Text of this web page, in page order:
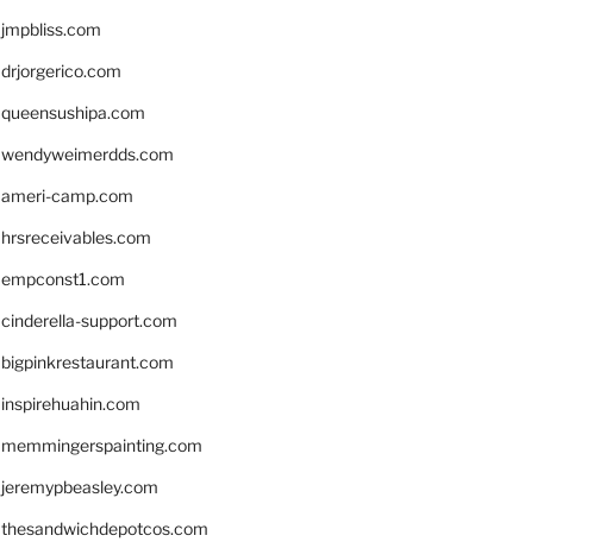
jmpbliss.com
drjorgerico.com
queensushipa.com
wendyweimerdds.com
ameri-camp.com
hrsreceivables.com
empconst1.com
cinderella-support.com
bigpinkrestaurant.com
inspirehuahin.com
memmingerspainting.com
jeremypbeasley.com
thesandwichdepotcos.com